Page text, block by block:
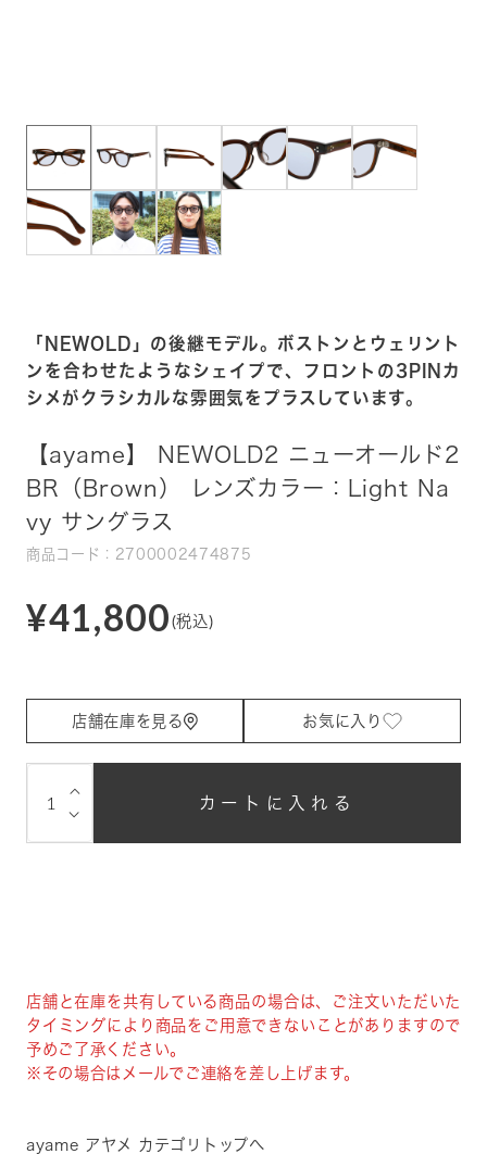
「NEWOLD」の後継モデル。ボストンとウェリント
ンを合わせたようなシェイプで、フロントの3PINカ
シメがクラシカルな雰囲気をプラスしています。
【ayame】 NEWOLD2 ニューオールド2
BR（Brown） レンズカラー：Light Na
vy サングラス
商品コード：2700002474875
¥41,800 (税込)
店舗在庫を見る お気に入り
⌵
⌵ カートに入れる
店舗と在庫を共有している商品の場合は、ご注文いただいた
タイミングにより商品をご用意できないことがありますので
予めご了承ください。
※その場合はメールでご連絡を差し上げます。
ayame アヤメ カテゴリトップへ